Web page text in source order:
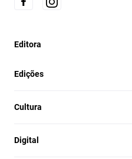
Editora
Edições
Cultura
Digital